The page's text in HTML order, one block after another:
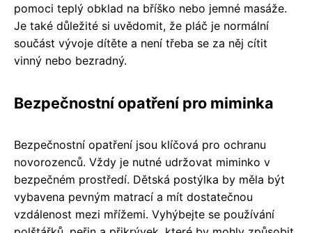
pomoci teplý obklad na bříško nebo jemné masáže.
Je také důležité si uvědomit, že pláč je normální
součást vývoje dítěte a není třeba se za něj cítit
vinný nebo bezradný.
Bezpečnostní opatření pro miminka
Bezpečnostní opatření jsou klíčová pro ochranu
novorozenců. Vždy je nutné udržovat miminko v
bezpečném prostředí. Dětská postýlka by měla být
vybavena pevným matrací a mít dostatečnou
vzdálenost mezi mřížemi. Vyhýbejte se používání